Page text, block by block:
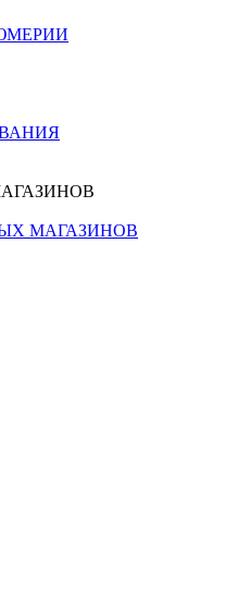
МАГАЗИНОВ